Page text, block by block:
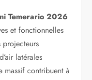
Temerario 2026
et fonctionnelles
projecteurs
latérales
massif contribuent à